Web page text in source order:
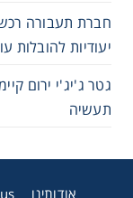
חברת תעבורה
יעודיות להובלות
גטר ג'יג'י ירום
תעשיה
אודותינו